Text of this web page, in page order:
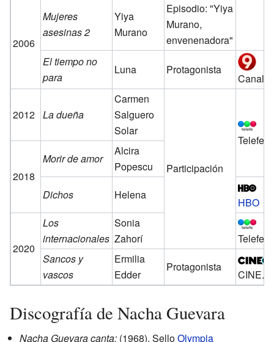
2006
Mujeres
asesinas 2
Yiya
Murano
Episodio: "Yiya
Murano,
envenenadora"
El tiempo no
para
Luna Protagonista
Canal 9
2012 La dueña
Carmen
Salguero
Solar
Participación
Telefe
2018
Morir de amor
Alcira
Popescu
Dichos
Helena
HBO
2020
Los
internacionales
Sonia
Zahorí
Telefe
Sancos y
vascos
Ermilia
Edder
Protagonista
Discografía de Nacha Guevara
Nacha Guevara canta: (1968). SelloOlympia